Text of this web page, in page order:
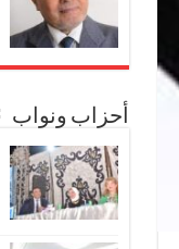
أحزاب ونواب